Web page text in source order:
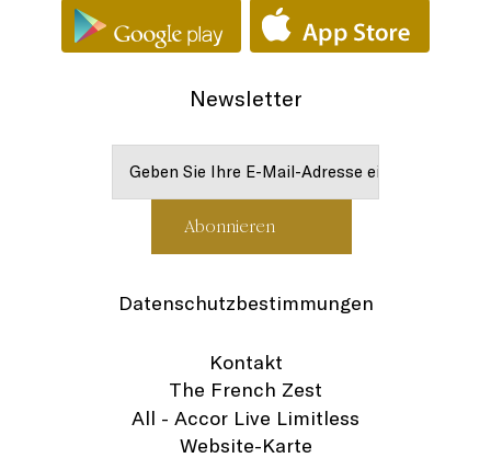
Newsletter
Datenschutzbestimmungen
Kontakt
The French Zest
All - Accor Live Limitless
Website-Karte